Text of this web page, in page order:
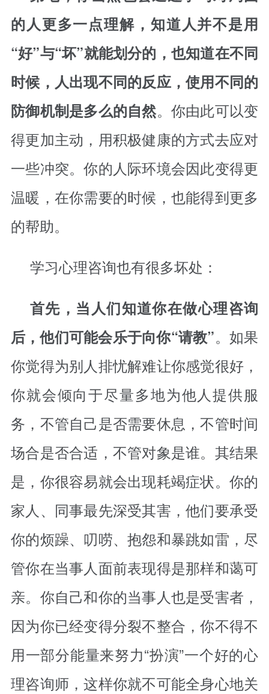
的人更多一点理解，知道人并不是用
“好”与“坏”就能划分的，也知道在不同
时候，人出现不同的反应，使用不同的
防御机制是多么的自然。你由此可以变
得更加主动，用积极健康的方式去应对
一些冲突。你的人际环境会因此变得更
温暖，在你需要的时候，也能得到更多
的帮助。
学习心理咨询也有很多坏处：
首先，当人们知道你在做心理咨询
后，他们可能会乐于向你“请教”。如果
你觉得为别人排忧解难让你感觉很好，
你就会倾向于尽量多地为他人提供服
务，不管自己是否需要休息，不管时间
场合是否合适，不管对象是谁。其结果
是，你很容易就会出现耗竭症状。你的
家人、同事最先深受其害，他们要承受
你的烦躁、叨唠、抱怨和暴跳如雷，尽
管你在当事人面前表现得是那样和蔼可
亲。你自己和你的当事人也是受害者，
因为你已经变得分裂不整合，你不得不
用一部分能量来努力“扮演”一个好的心
理咨询师，这样你就不可能全身心地关